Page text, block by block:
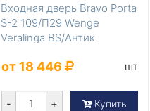
Входная дверь Bravo Porta
S-2 109/П29 Wenge
Veralinga BS/Антик
от 18 446 шт
- + Купить